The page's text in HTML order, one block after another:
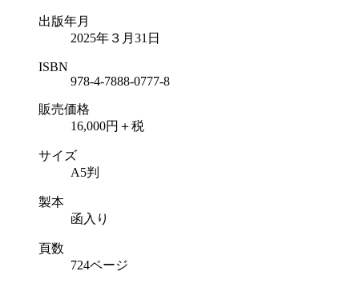
出版年月
2025年３月31日
ISBN
978-4-7888-0777-8
販売価格
16,000円＋税
サイズ
A5判
製本
函入り
頁数
724ページ